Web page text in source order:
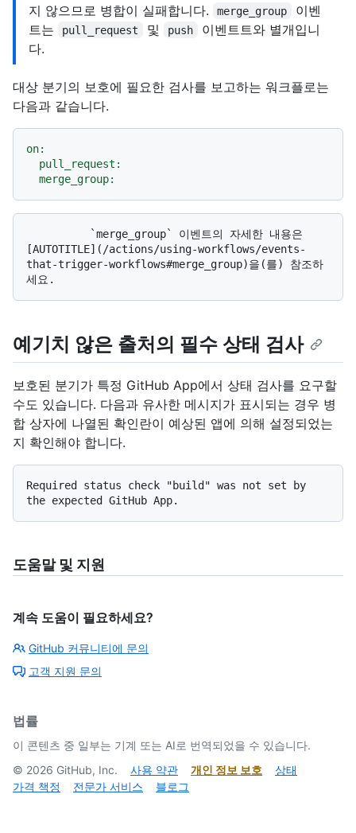
지 않으므로 병합이 실패합니다.
merge_group
이벤
트는
pull_request 및 push
이벤트트와 별개입니
다.
대상 분기의 보호에 필요한 검사를 보고하는 워크플로는
다음과 같습니다.
on:
pull_request:
merge_group:
[AUTOTITLE](/actions/using-workflows/events-
that-trigger-workflows#merge_group)을(를) 참조하
예기치 않은 출처의 필수 상태 검사
보호된 분기가 특정 GitHub App에서 상태 검사를 요구할
수도 있습니다. 다음과 유사한 메시지가 표시되는 경우 병
합 상자에 나열된 확인란이 예상된 앱에 의해 설정되었는
지 확인해야 합니다.
Required status check "build" was not set by
도움말 및 지원
계속 도움이 필요하세요?
GitHub 커뮤니티에 문의
고객 지원 문의
법률
이 콘텐츠 중 일부는 기계 또는 AI로 번역되었을 수 있습니다.
© 2026 GitHub, Inc. 사용 약관 개인 정보 보호
상태
가격 책정
전문가 서비스 블로그